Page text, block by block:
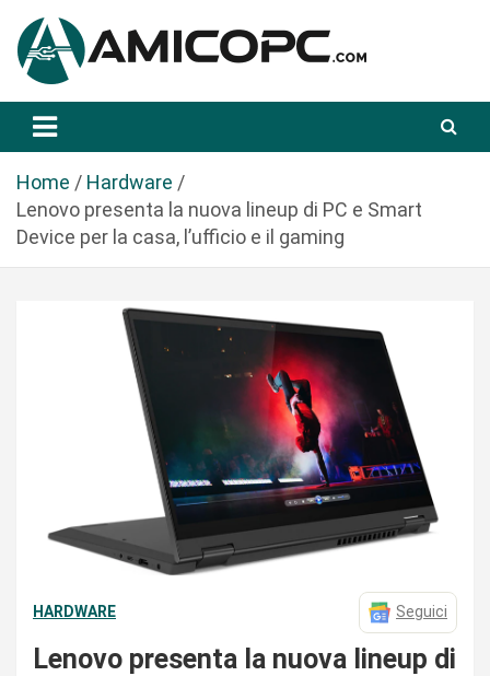
a
Amicopc.com
Home
Hardware
Lenovo presenta la nuova lineup di PC e Smart
Device per la casa, l’ufficio e il gaming
HARDWARE Seguici
Lenovo presenta la nuova lineup di